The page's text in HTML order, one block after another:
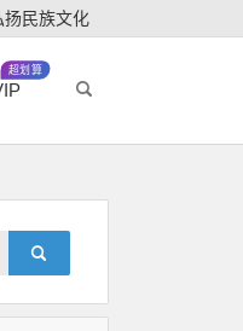
扬民族文化
超划算